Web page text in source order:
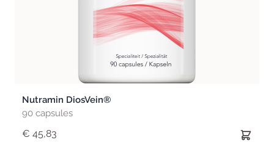
Nutramin DiosVein®
90 capsules
€ 45,83